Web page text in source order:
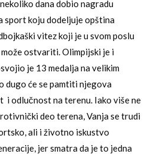
dana dobio nagradu
sport koju dodeljuje opština
vitez koji je u svom poslu
ostvariti. Olimpijski je i
je 13 medalja na velikim
dugo će se pamtiti njegova
i odlučnost na terenu. Iako više ne
deo terena, Vanja se trudi
ali i životno iskustvo
jer smatra da je to jedna